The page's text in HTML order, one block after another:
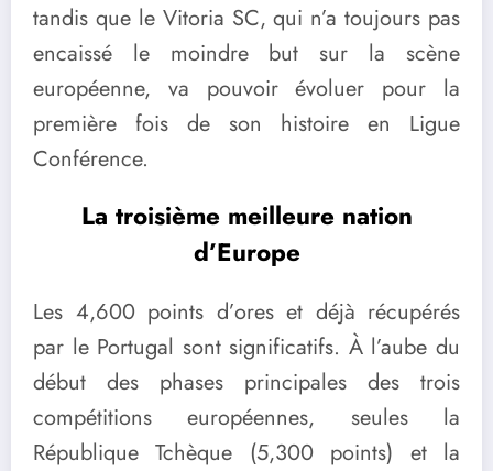
tandis que le Vitoria SC, qui n’a toujours pas
encaissé le moindre but sur la scène
européenne, va pouvoir évoluer pour la
première fois de son histoire en Ligue
Conférence.
La troisième meilleure nation
d’Europe
Les 4,600 points d’ores et déjà récupérés
par le Portugal sont significatifs. À l’aube du
début des phases principales des trois
compétitions européennes, seules la
République Tchèque (5,300 points) et la